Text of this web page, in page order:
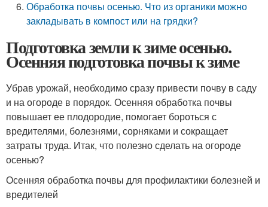
Обработка почвы осенью. Что из органики можно
закладывать в компост или на грядки?
Подготовка земли к зиме осенью.
Осенняя подготовка почвы к зиме
Убрав урожай, необходимо сразу привести почву в саду
и на огороде в порядок. Осенняя обработка почвы
повышает ее плодородие, помогает бороться с
вредителями, болезнями, сорняками и сокращает
затраты труда. Итак, что полезно сделать на огороде
осенью?
Осенняя обработка почвы для профилактики болезней и
вредителей